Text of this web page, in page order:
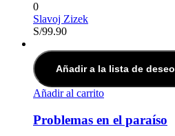
0
Slavoj Zizek
S/99.90
Añadir a la lista de
Añadir al carrito
Problemas en el paraíso